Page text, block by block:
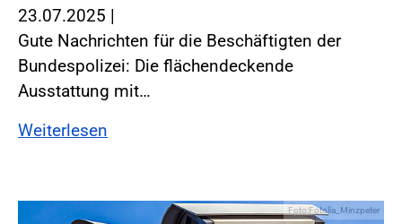
23.07.2025 |
Gute Nachrichten für die Beschäftigten der
Bundespolizei: Die flächendeckende
Ausstattung mit…
Weiterlesen
Foto:Fotolia_Minzpeter